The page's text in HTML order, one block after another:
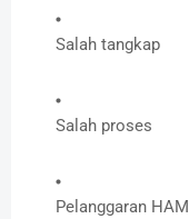
Salah tangkap
Salah proses
Pelanggaran HAM